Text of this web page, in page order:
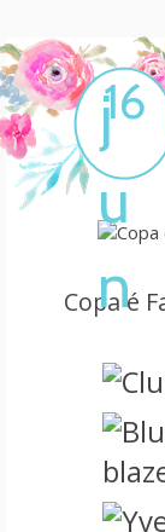
16
j
u
n
Copa é